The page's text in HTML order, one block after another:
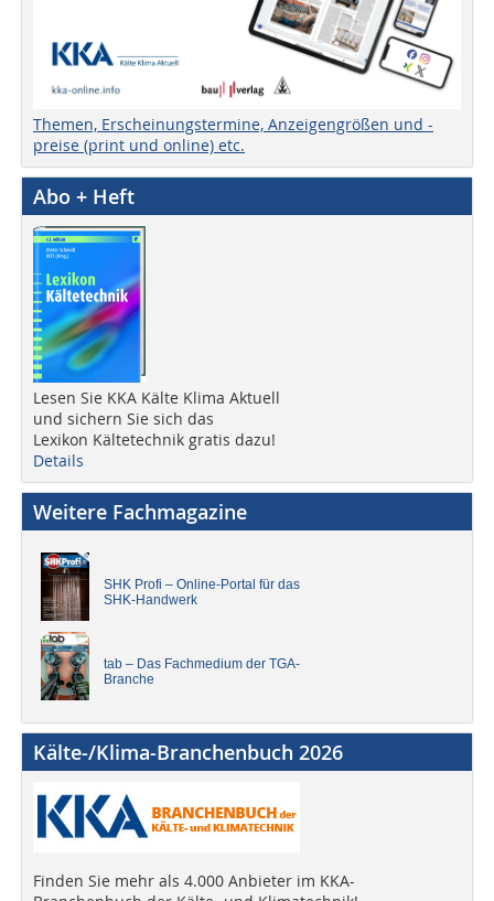
Themen, Erscheinungstermine, Anzeigengrößen und -
preise (print und online) etc.
Abo + Heft
Lesen Sie KKA Kälte Klima Aktuell
und sichern Sie sich das
Lexikon Kältetechnik gratis dazu!
Details
Weitere Fachmagazine
SHK Profi – Online-Portal für das
SHK-Handwerk
tab – Das Fachmedium der TGA-
Branche
Kälte-/Klima-Branchenbuch 2026
Finden Sie mehr als 4.000 Anbieter im KKA-